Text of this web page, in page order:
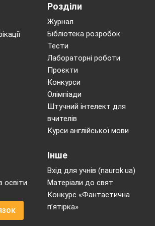
фіолетовий та
похідними
від основних.
ці кольору , а разом
в написанні вертикальних й
ліній.
їх вертикальними лініями на
Розділи
Журнал
Бібліотека розробок
Тести
Лабораторні роботи
Проєкти
Конкурси
Олімпіади
Штучний інтелект для
вчителів
Курси англійської мови
освіти
Інше
Вхід для учнів (naurok.ua)
Матеріали до свят
Конкурс «Фантастична
п’ятірка»